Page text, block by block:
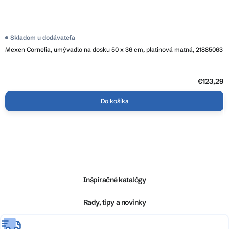
Mexen Cornelia, umývadlo na dosku 50 x 36 cm, platinová matná, 21885063
Skladom u dodávateľa
€123,29
Do košíka
e
Inšpiračné katalógy
Rady, tipy a novinky